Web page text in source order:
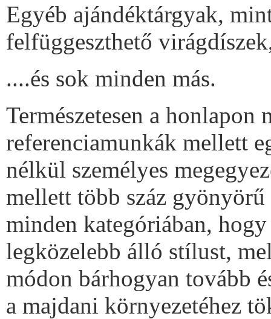
Egyéb ajándéktárgyak,
felfüggeszthető
....és sok minden más.
Természetesen a honlapon
referenciamunkák mellett
nélkül személyes
mellett több száz gyönyörű
minden kategóriában,
legközelebb álló stílust,
módon bárhogyan tovább
a majdani környezetéhez